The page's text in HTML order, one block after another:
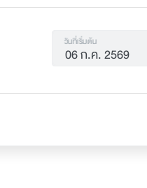
วันที่เริ่มต้น